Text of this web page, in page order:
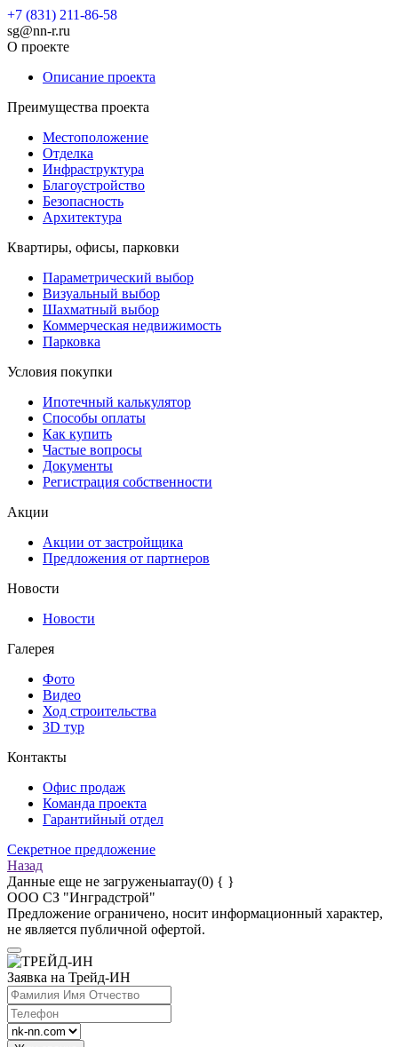
+7 (831) 211-86-58
sg@nn-r.ru
О проекте
Описание проекта
Преимущества проекта
Местоположение
Отделка
Инфраструктура
Благоустройство
Безопасность
Архитектура
Квартиры, офисы, парковки
Параметрический выбор
Визуальный выбор
Шахматный выбор
Коммерческая недвижимость
Парковка
Условия покупки
Ипотечный калькулятор
Способы оплаты
Как купить
Частые вопросы
Документы
Регистрация собственности
Акции
Акции от застройщика
Предложения от партнеров
Новости
Новости
Галерея
Фото
Видео
Ход строительства
3D тур
Контакты
Офис продаж
Команда проекта
Гарантийный отдел
Секретное предложение
Назад
Данные еще не загруженыarray(0) { }
ООО СЗ "Инградстрой"
Предложение ограничено, носит информационный характер,
не является публичной офертой.
Заявка на Трейд-ИН